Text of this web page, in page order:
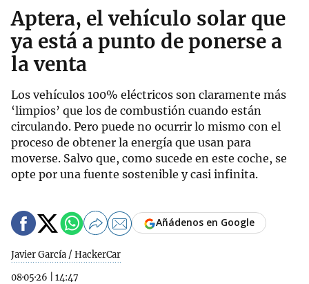
Aptera, el vehículo solar que
ya está a punto de ponerse a
la venta
Los vehículos 100% eléctricos son claramente más
‘limpios’ que los de combustión cuando están
circulando. Pero puede no ocurrir lo mismo con el
proceso de obtener la energía que usan para
moverse. Salvo que, como sucede en este coche, se
opte por una fuente sostenible y casi infinita.
Javier García / HackerCar
08·05·26
14:47
Añádenos en Google